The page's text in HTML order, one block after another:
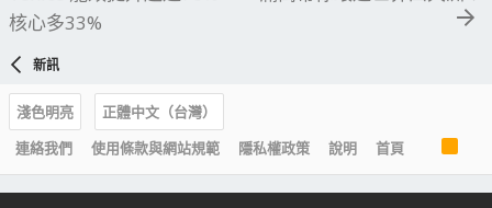
核心多33%
新訊
淺色明亮
正體中文（台灣）
連絡我們
使用條款與網站規範 隱私權政策 說明 首頁
R
S
S